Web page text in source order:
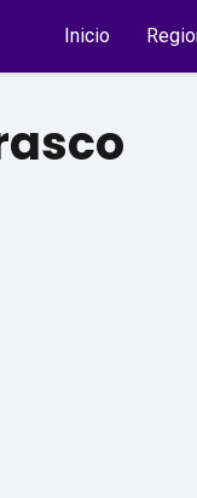
Inicio